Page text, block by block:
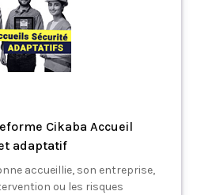
Cikaba Accueil
adaptatif
accueillie, son entreprise,
ou les risques